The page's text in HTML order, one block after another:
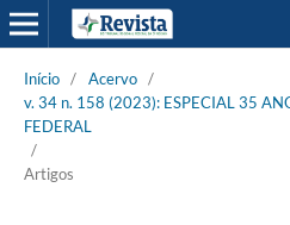
Início / Acervo /
v. 34 n. 158 (2023): ESPECIAL 35
FEDERAL
/
Artigos